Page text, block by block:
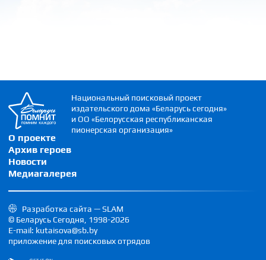
О проекте
Архив героев
Новости
Медиагалерея
Национальный поисковый проект
издательского дома «Беларусь сегодня»
и ОО «Белорусская республиканская
пионерская организация»
Разработка сайта — SLAM
© Беларусь Сегодня, 1998-2026
E-mail: kutaisova@sb.by
приложение для поисковых отрядов